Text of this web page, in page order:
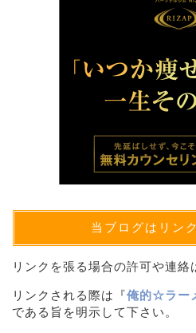
当ブログはリン
リンクを張る場合の許可や連絡
リンクされる際は『俺的☆ラー
である旨を明示して下さい。